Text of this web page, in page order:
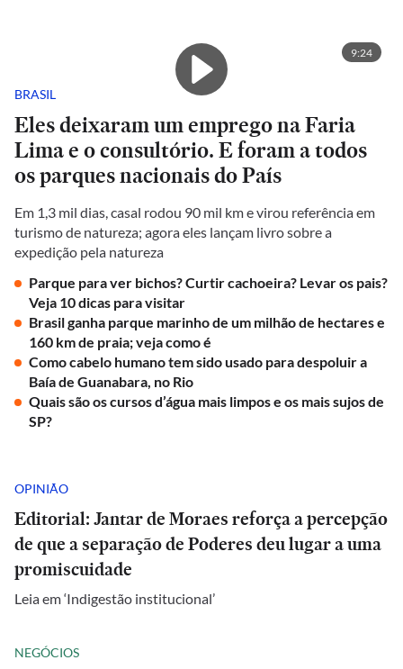
9:24
BRASIL
Eles deixaram um emprego na Faria
Lima e o consultório. E foram a todos
os parques nacionais do País
Em 1,3 mil dias, casal rodou 90 mil km e virou referência em
turismo de natureza; agora eles lançam livro sobre a
expedição pela natureza
Parque para ver bichos? Curtir cachoeira? Levar os pais?
Veja 10 dicas para visitar
Brasil ganha parque marinho de um milhão de hectares e
160 km de praia; veja como é
Como cabelo humano tem sido usado para despoluir a
Baía de Guanabara, no Rio
Quais são os cursos d’água mais limpos e os mais sujos de
SP?
OPINIÃO
Editorial: Jantar de Moraes reforça a percepção
de que a separação de Poderes deu lugar a uma
promiscuidade
Leia em ‘Indigestão institucional’
NEGÓCIOS